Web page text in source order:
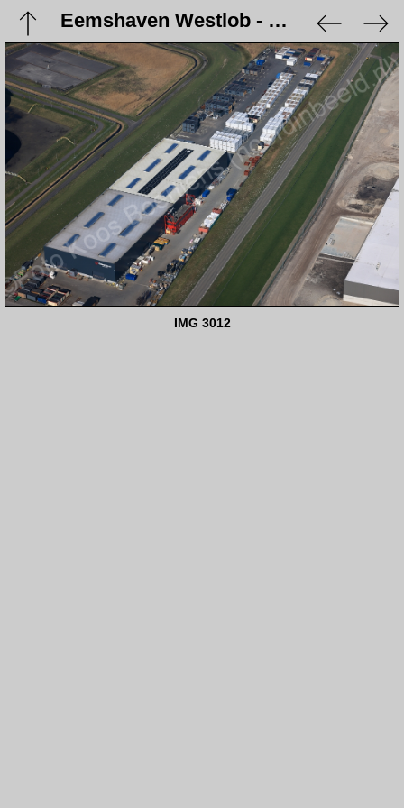
Eemshaven Westlob - 9 maart 2024
IMG 3012